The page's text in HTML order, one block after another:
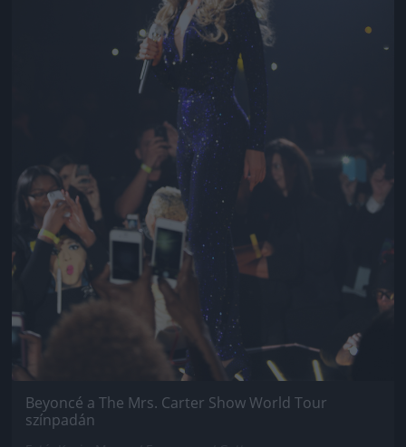
Beyoncé a The Mrs. Carter Show World Tour
színpadán